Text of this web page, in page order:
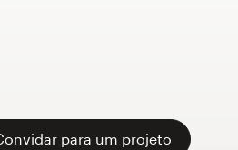
para um projeto